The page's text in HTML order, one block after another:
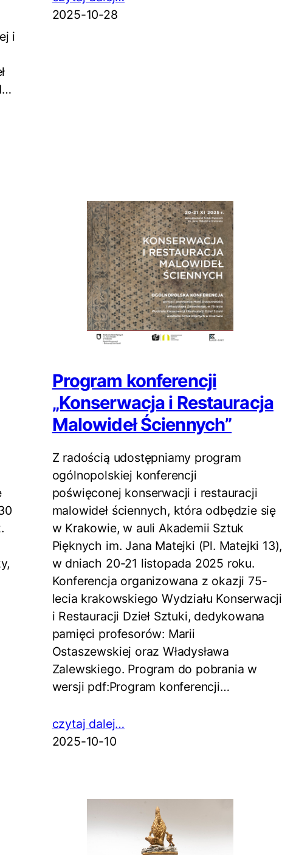
i
2025-10-28
Program konferencji
„Konserwacja i Restauracja
Malowideł Ściennych”
Z radością udostępniamy program
ogólnopolskiej konferencji
poświęconej konserwacji i restauracji
malowideł ściennych, która odbędzie się
w Krakowie, w auli Akademii Sztuk
Pięknych im. Jana Matejki (Pl. Matejki 13),
w dniach 20-21 listopada 2025 roku.
Konferencja organizowana z okazji 75-
lecia krakowskiego Wydziału Konserwacji
i Restauracji Dzieł Sztuki, dedykowana
pamięci profesorów: Marii
Ostaszewskiej oraz Władysława
Zalewskiego. Program do pobrania w
wersji pdf:Program konferencji…
czytaj dalej…
2025-10-10